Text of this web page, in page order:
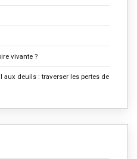
vivante ?
aux deuils : traverser les pertes de